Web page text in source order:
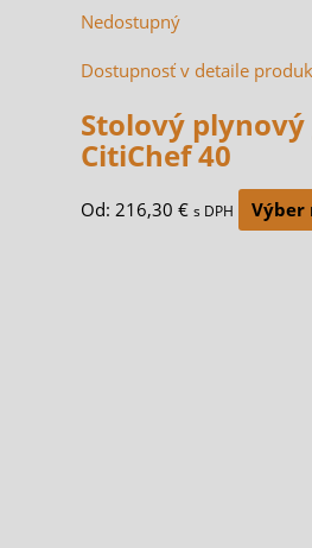
Nedostupný
Dostupnosť v detaile
Stolový plynový
CitiChef 40
Od: 216,30 € s DPH Výber